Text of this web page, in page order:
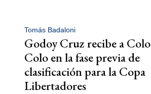
Tomás Badaloni
Godoy Cruz recibe a Colo
Colo en la fase previa de
clasificación para la Copa
Libertadores